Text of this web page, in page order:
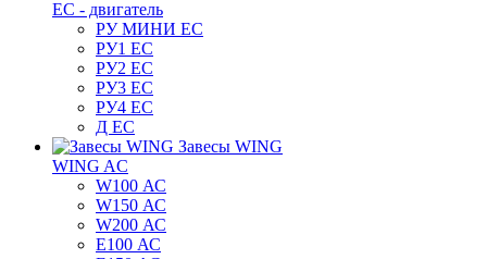
ЕС - двигатель
РУ МИНИ EC
РУ1 EC
РУ2 EC
РУ3 EC
РУ4 EC
Д ЕС
Завесы WING
WING AC
W100 АС
W150 АС
W200 АС
E100 АС